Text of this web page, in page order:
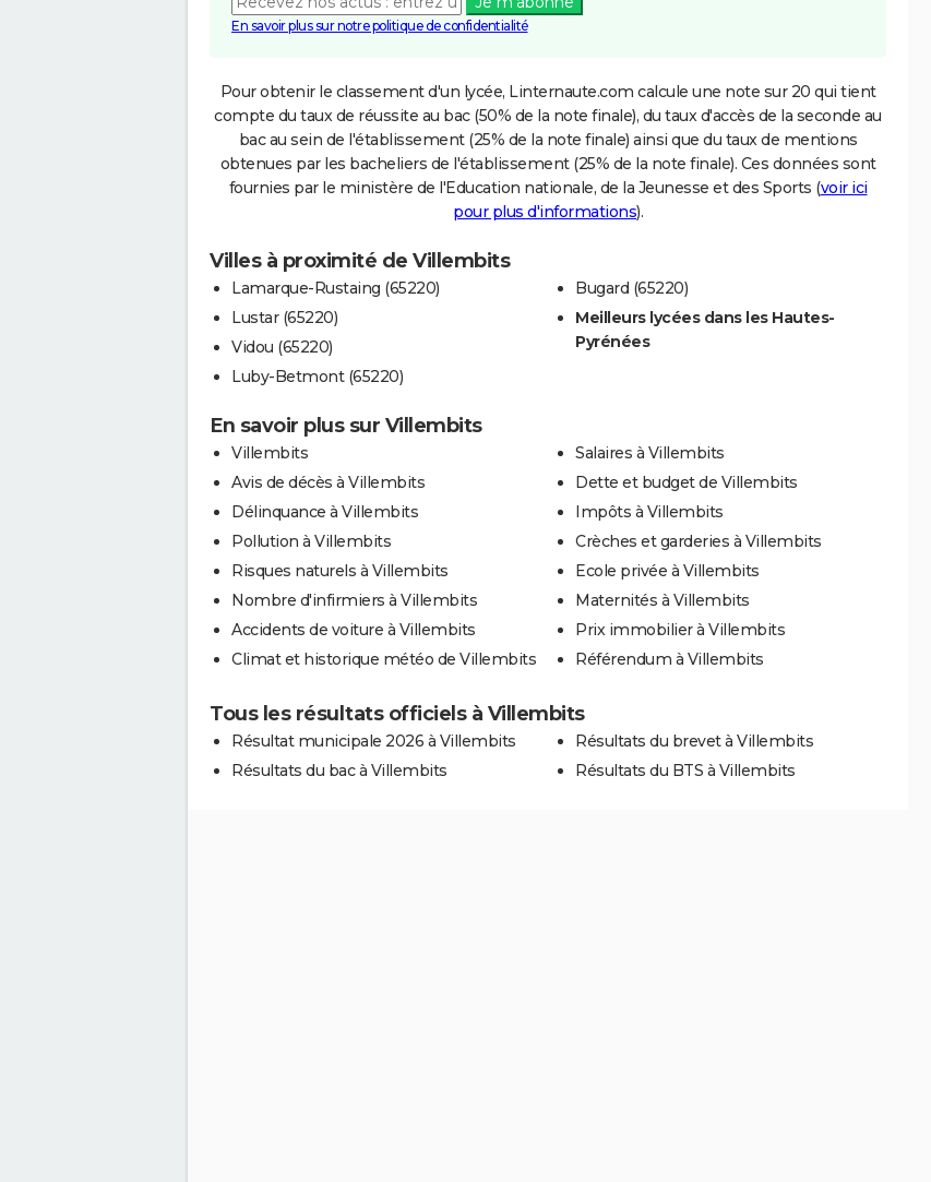
En savoir plus sur notre politique de confidentialité
Pour obtenir le classement d'un lycée, Linternaute.com calcule une note sur 20 qui tient
compte du taux de réussite au bac (50% de la note finale), du taux d'accès de la seconde au
bac au sein de l'établissement (25% de la note finale) ainsi que du taux de mentions
obtenues par les bacheliers de l'établissement (25% de la note finale). Ces données sont
fournies par le ministère de l'Education nationale, de la Jeunesse et des Sports (voir ici
pour plus d'informations).
Villes à proximité de Villembits
Lamarque-Rustaing (65220)
Lustar (65220)
Vidou (65220)
Luby-Betmont (65220)
Bugard (65220)
Meilleurs lycées dans les Hautes-
Pyrénées
En savoir plus sur Villembits
Villembits
Avis de décès à Villembits
Délinquance à Villembits
Pollution à Villembits
Risques naturels à Villembits
Nombre d'infirmiers à Villembits
Accidents de voiture à Villembits
Climat et historique météo de Villembits
Salaires à Villembits
Dette et budget de Villembits
Impôts à Villembits
Crèches et garderies à Villembits
Ecole privée à Villembits
Maternités à Villembits
Prix immobilier à Villembits
Référendum à Villembits
Tous les résultats officiels à Villembits
Résultat municipale 2026 à Villembits
Résultats du bac à Villembits
Résultats du brevet à Villembits
Résultats du BTS à Villembits